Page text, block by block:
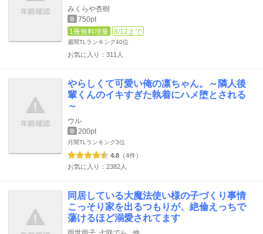
みくらや杏樹
巻 750pt
1冊無料増量
8/12まで
週間TLランキング40位
お気に入り：311人
やらしくて可愛い俺の凛ちゃん。～隣人後
輩くんのイキすぎた執着にハメ堕とされる
～
ウル
巻 200pt
月間TLランキング3位
4.8 （4件）
お気に入り：2382人
同居している大魔法使い様の子づくり事情
こっそり家を出るつもりが、絶倫えっちで
蕩けるほど溺愛されてます